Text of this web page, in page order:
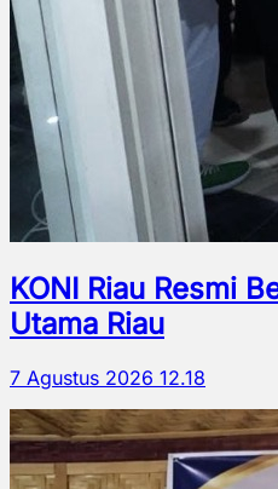
KONI Riau Resmi
Utama Riau
7 Agustus 2026 12.18